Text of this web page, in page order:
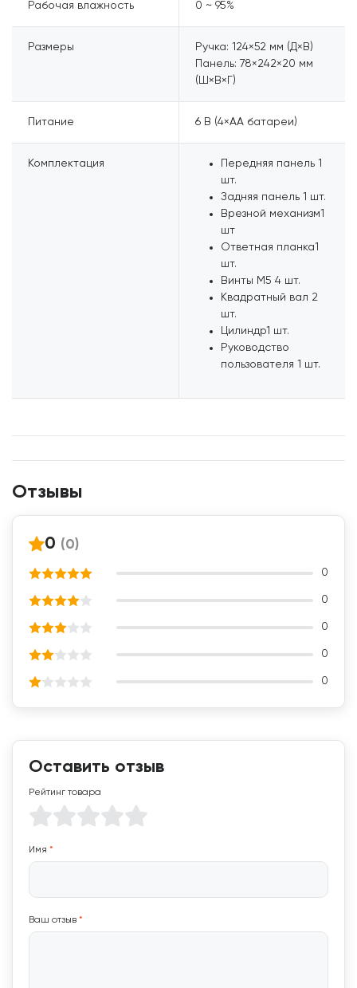
Рабочая влажность 0 ~ 95%
Размеры
Ручка: 124×52 мм (Д×В)
Панель: 78×242×20 мм
(Ш×В×Г)
Питание 6 В (4×AA батареи)
Комплектация Передняя панель 1
шт.
Задняя панель 1 шт.
Врезной механизм1
шт
Ответная планка1
шт.
Винты М5 4 шт.
Квадратный вал 2
шт.
Цилиндр1 шт.
Руководство
пользователя 1 шт.
Отзывы
0 (0)
0
0
0
0
0
Оставить отзыв
Рейтинг товара
Имя *
Ваш отзыв *